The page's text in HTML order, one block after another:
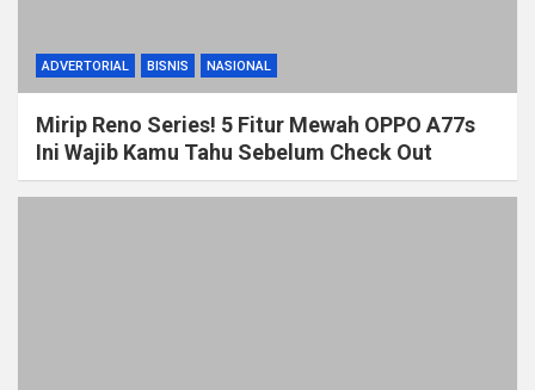
ADVERTORIAL BISNIS NASIONAL
Mirip Reno Series! 5 Fitur Mewah OPPO A77s
Ini Wajib Kamu Tahu Sebelum Check Out